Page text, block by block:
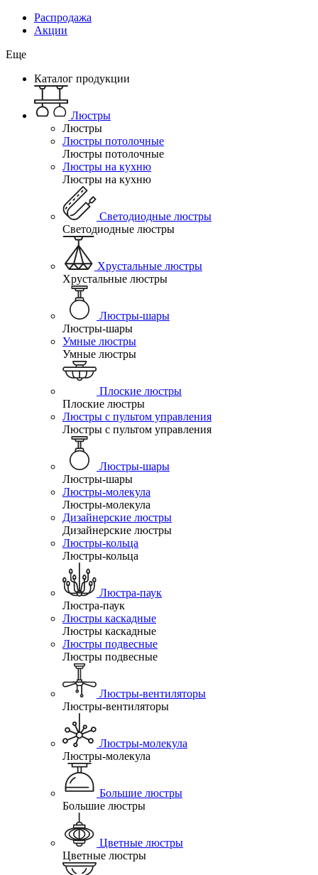
Распродажа
Акции
Еще
Каталог продукции
Люстры
Люстры
Люстры потолочные
Люстры потолочные
Люстры на кухню
Люстры на кухню
Светодиодные люстры
Светодиодные люстры
Хрустальные люстры
Хрустальные люстры
Люстры-шары
Люстры-шары
Умные люстры
Умные люстры
Плоские люстры
Плоские люстры
Люстры с пультом управления
Люстры с пультом управления
Люстры-шары
Люстры-шары
Люстры-молекула
Люстры-молекула
Дизайнерские люстры
Дизайнерские люстры
Люстры-кольца
Люстры-кольца
Люстра-паук
Люстра-паук
Люстры каскадные
Люстры каскадные
Люстры подвесные
Люстры подвесные
Люстры-вентиляторы
Люстры-вентиляторы
Люстры-молекула
Люстры-молекула
Большие люстры
Большие люстры
Цветные люстры
Цветные люстры